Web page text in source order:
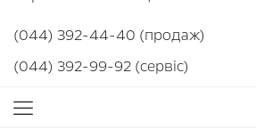
(044) 392-44-40 (продаж)
(044) 392-99-92 (сервіс)